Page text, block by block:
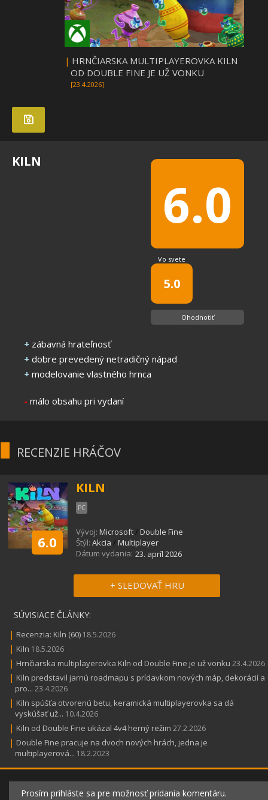
| HRNČIARSKA MULTIPLAYEROVKA KILN
OD DOUBLE FINE JE UŽ VONKU
[23.4.2026]
6.0
Vo svete
5.0
Ohodnotiť
KILN
+ zábavná hrateľnosť
+ dobre prevedený netradičný nápad
+ modelovanie vlastného hrnca
- málo obsahu pri vydaní
RECENZIE HRÁČOV
6.0
KILN
PC
Vývoj: Microsoft/ Double Fine
Štýl: Akcia / Multiplayer
Dátum vydania: 23. apríl 2026
+ SLEDOVAŤ HRU
SÚVISIACE ČLÁNKY:
| Recenzia: Kiln (60) 18.5.2026
| Kiln 18.5.2026
| Hrnčiarska multiplayerovka Kiln od Double Fine je už vonku 23.4.2026
| Kiln predstavil jarnú roadmapu s prídavkom nových máp, dekorácií a
pro... 23.4.2026
| Kiln spúšťa otvorenú betu, keramická multiplayerovka sa dá
vyskúšať už... 10.4.2026
| Kiln od Double Fine ukázal 4v4 herný režim 27.2.2026
| Double Fine pracuje na dvoch nových hrách, jedna je
multiplayerová... 18.2.2023
Prosím prihláste sa pre možnosť pridania komentáru.